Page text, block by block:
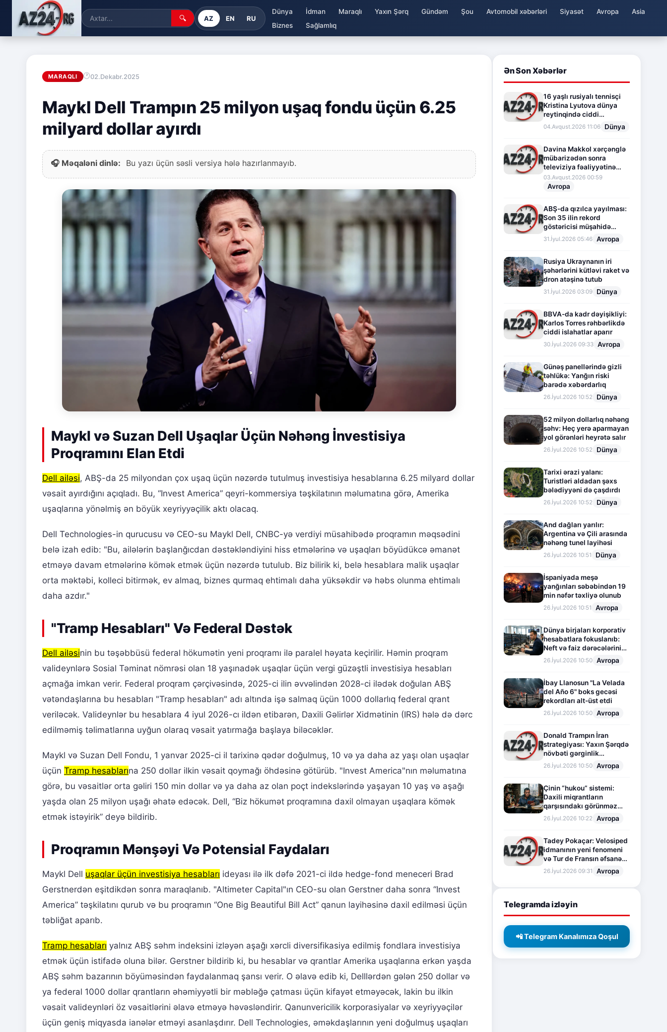
🔍 AZ EN RU
Dünya İdman Maraqlı Yaxın Şərq Gündəm Şou Avtomobil xəbərləri Siyasət Avropa
Asia
Biznes
Sağlamlıq
MARAQLI 02.Dekabr.2025
Maykl Dell Trampın 25 milyon uşaq fondu üçün 6.25
milyard dollar ayırdı
🎧 Məqaləni dinlə: Bu yazı üçün səsli versiya hələ hazırlanmayıb.
Maykl və Suzan Dell Uşaqlar Üçün Nəhəng İnvestisiya
Proqramını Elan Etdi
Dell ailəsi, ABŞ-da 25 milyondan çox uşaq üçün nəzərdə tutulmuş investisiya hesablarına 6.25 milyard dollar
vəsait ayırdığını açıqladı. Bu, “Invest America” qeyri-kommersiya təşkilatının məlumatına görə, Amerika
uşaqlarına yönəlmiş ən böyük xeyriyyəçilik aktı olacaq.
Dell Technologies-in qurucusu və CEO-su Maykl Dell, CNBC-yə verdiyi müsahibədə proqramın məqsədini
belə izah edib: "Bu, ailələrin başlanğıcdan dəstəkləndiyini hiss etmələrinə və uşaqları böyüdükcə əmanət
etməyə davam etmələrinə kömək etmək üçün nəzərdə tutulub. Biz bilirik ki, belə hesablara malik uşaqlar
orta məktəbi, kolleci bitirmək, ev almaq, biznes qurmaq ehtimalı daha yüksəkdir və həbs olunma ehtimalı
daha azdır."
"Tramp Hesabları" Və Federal Dəstək
Dell ailəsinin bu təşəbbüsü federal hökumətin yeni proqramı ilə paralel həyata keçirilir. Həmin proqram
valideynlərə Sosial Təminat nömrəsi olan 18 yaşınadək uşaqlar üçün vergi güzəştli investisiya hesabları
açmağa imkan verir. Federal proqram çərçivəsində, 2025-ci ilin əvvəlindən 2028-ci ilədək doğulan ABŞ
vətəndaşlarına bu hesabları "Tramp hesabları" adı altında işə salmaq üçün 1000 dollarlıq federal qrant
veriləcək. Valideynlər bu hesablara 4 iyul 2026-cı ildən etibarən, Daxili Gəlirlər Xidmətinin (IRS) hələ də dərc
edilməmiş təlimatlarına uyğun olaraq vəsait yatırmağa başlaya biləcəklər.
Maykl və Suzan Dell Fondu, 1 yanvar 2025-ci il tarixinə qədər doğulmuş, 10 və ya daha az yaşı olan uşaqlar
üçün Tramp hesablarına 250 dollar ilkin vəsait qoymağı öhdəsinə götürüb. "Invest America"nın məlumatına
görə, bu vəsaitlər orta gəliri 150 min dollar və ya daha az olan poçt indekslərində yaşayan 10 yaş və aşağı
yaşda olan 25 milyon uşağı əhatə edəcək. Dell, “Biz hökumət proqramına daxil olmayan uşaqlara kömək
etmək istəyirik” deyə bildirib.
Proqramın Mənşəyi Və Potensial Faydaları
Maykl Dell uşaqlar üçün investisiya hesabları ideyası ilə ilk dəfə 2021-ci ildə hedge-fond meneceri Brad
Gerstnerdən eşitdikdən sonra maraqlanıb. "Altimeter Capital"ın CEO-su olan Gerstner daha sonra “Invest
America” təşkilatını qurub və bu proqramın “One Big Beautiful Bill Act” qanun layihəsinə daxil edilməsi üçün
təbliğat aparıb.
Tramp hesabları yalnız ABŞ səhm indeksini izləyən aşağı xərcli diversifikasiya edilmiş fondlara investisiya
etmək üçün istifadə oluna bilər. Gerstner bildirib ki, bu hesablar və qrantlar Amerika uşaqlarına erkən yaşda
ABŞ səhm bazarının böyüməsindən faydalanmaq şansı verir. O əlavə edib ki, Delllərdən gələn 250 dollar və
ya federal 1000 dollar qrantların əhəmiyyətli bir məbləğə çatması üçün kifayət etməyəcək, lakin bu ilkin
vəsait valideynləri öz vəsaitlərini əlavə etməyə həvəsləndirir. Qanunvericilik korporasiyalar və xeyriyyəçilər
üçün geniş miqyasda ianələr etməyi asanlaşdırır. Dell Technologies, əməkdaşlarının yeni doğulmuş uşaqları
Ən Son Xəbərlər
16 yaşlı rusiyalı tennisçi
Kristina Lyutova dünya
reytinqində ciddi
irəliləyişə imza atdı
04.Avqust.2026 11:06 Dünya
Davina Makkol xərçənglə
mübarizədən sonra
televiziya fəaliyyətinə
fasilə verir
03.Avqust.2026 00:59
Avropa
ABŞ-da qızılca yayılması:
Son 35 ilin rekord
göstəricisi müşahidə
olunur
31.İyul.2026 05:46 Avropa
Rusiya Ukraynanın iri
şəhərlərini kütləvi raket və
dron atəşinə tutub
31.İyul.2026 03:09 Dünya
BBVA-da kadr dəyişikliyi:
Karlos Torres rəhbərlikdə
ciddi islahatlar aparır
30.İyul.2026 09:33 Avropa
Günəş panellərində gizli
təhlükə: Yanğın riski
barədə xəbərdarlıq
26.İyul.2026 10:52 Dünya
52 milyon dollarlıq nəhəng
səhv: Heç yerə aparmayan
yol görənləri heyrətə salır
26.İyul.2026 10:52 Dünya
Tarixi ərazi yalanı:
Turistləri aldadan şəxs
bələdiyyəni də çaşdırdı
26.İyul.2026 10:52 Dünya
And dağları yarılır:
Argentina və Çili arasında
nəhəng tunel layihəsi
26.İyul.2026 10:51 Dünya
İspaniyada meşə
yanğınları səbəbindən 19
min nəfər təxliyə olunub
26.İyul.2026 10:51 Avropa
Dünya birjaları korporativ
hesabatlara fokuslanıb:
Neft və faiz dərəcələrinin
təsiri altında cari vəziyyət
26.İyul.2026 10:50 Avropa
İbay Llanosun "La Velada
del Año 6" boks gecəsi
rekordları alt-üst etdi
26.İyul.2026 10:50 Avropa
Donald Trampın İran
strategiyası: Yaxın Şərqdə
növbəti gərginlik
mərhələsi
26.İyul.2026 10:50 Avropa
Çinin “hukou” sistemi:
Daxili miqrantların
qarşısındakı görünməz
sədd
26.İyul.2026 10:22 Avropa
Tadey Pokaçar: Velosiped
idmanının yeni fenomeni
və Tur de Fransın əfsanəvi
səhifəsi
26.İyul.2026 09:31 Avropa
Telegramda izləyin
📲 Telegram Kanalımıza Qoşul